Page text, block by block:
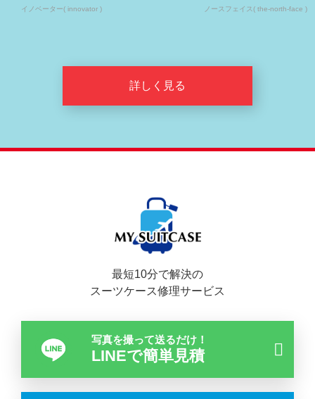
イノベーター( innovator ) ノースフェイス( the-north-face )
詳しく見る
最短10分で解決の
スーツケース修理サービス
写真を撮って送るだけ！
LINEで簡単見積